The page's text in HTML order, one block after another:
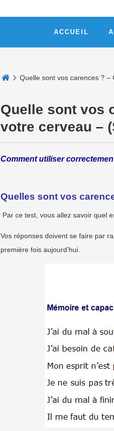
ACCUEIL
Quelle sont vos carences ? –
Quelle sont vos
votre cerveau –
Comment utiliser
Quelles sont vos
Par ce test, vous allez savoir quel
Vos réponses doivent se faire par
première fois aujourd’hui.